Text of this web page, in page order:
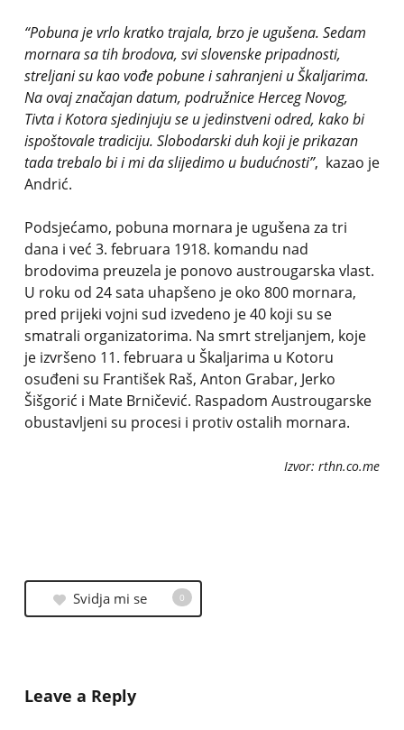
“Pobuna je vrlo kratko trajala, brzo je ugušena. Sedam
mornara sa tih brodova, svi slovenske pripadnosti,
streljani su kao vođe pobune i sahranjeni u Škaljarima.
Na ovaj značajan datum, podružnice Herceg Novog,
Tivta i Kotora sjedinjuju se u jedinstveni odred, kako bi
ispoštovale tradiciju. Slobodarski duh koji je prikazan
tada trebalo bi i mi da slijedimo u budućnosti”, kazao je
Andrić.
Podsjećamo, pobuna mornara je ugušena za tri
dana i već 3. februara 1918. komandu nad
brodovima preuzela je ponovo austrougarska vlast.
U roku od 24 sata uhapšeno je oko 800 mornara,
pred prijeki vojni sud izvedeno je 40 koji su se
smatrali organizatorima. Na smrt streljanjem, koje
je izvršeno 11. februara u Škaljarima u Kotoru
osuđeni su František Raš, Anton Grabar, Jerko
Šišgorić i Mate Brničević. Raspadom Austrougarske
obustavljeni su procesi i protiv ostalih mornara.
Izvor: rthn.co.me
Svidja mi se 0
Leave a Reply